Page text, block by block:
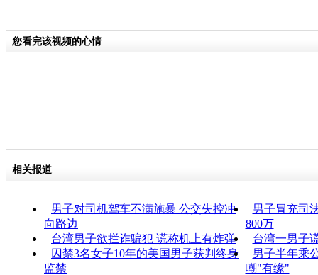
您看完该视频的心情
相关报道
男子对司机驾车不满施暴 公交失控冲
向路边
男子冒充司
800万
台湾男子欲拦诈骗犯 谎称机上有炸弹
台湾一男子
囚禁3名女子10年的美国男子获判终身
监禁
男子半年乘
嘲"有缘"